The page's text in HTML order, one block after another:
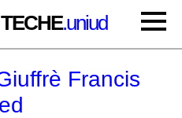
TECHE.uniud
Francis